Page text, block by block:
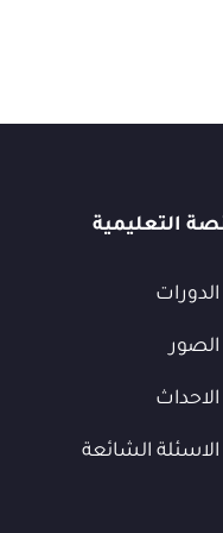
التعليمية
الدورات
الصور
الاحداث
الاسئلة الشائعة